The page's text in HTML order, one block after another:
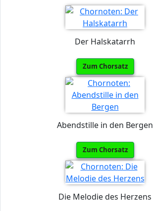
Der Halskatarrh
Zum Chorsatz
Abendstille in den Bergen
Zum Chorsatz
Die Melodie des Herzens